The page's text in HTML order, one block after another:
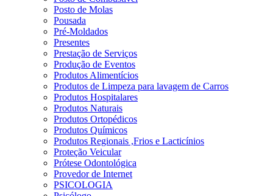
Posto de Molas
Pousada
Pré-Moldados
Presentes
Prestação de Serviços
Produção de Eventos
Produtos Alimentícios
Produtos de Limpeza para lavagem de Carros
Produtos Hospitalares
Produtos Naturais
Produtos Ortopédicos
Produtos Químicos
Produtos Regionais ,Frios e Lacticínios
Proteção Veicular
Prótese Odontológica
Provedor de Internet
PSICOLOGIA